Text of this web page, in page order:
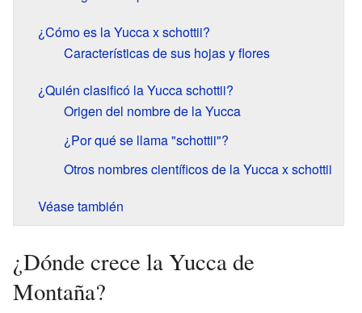
¿Cómo es la Yucca x schottii?
Características de sus hojas y flores
¿Quién clasificó la Yucca schottii?
Origen del nombre de la Yucca
¿Por qué se llama "schottii"?
Otros nombres científicos de la Yucca x schottii
Véase también
¿Dónde crece la Yucca de
Montaña?